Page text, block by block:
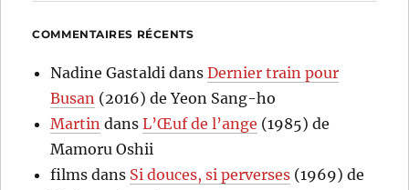
COMMENTAIRES RÉCENTS
Nadine Gastaldi dansDernier train pour
Busan (2016) de Yeon Sang-ho
Martin dansL’Œuf de l’ange (1985) de
Mamoru Oshii
films dans Si douces, si perverses (1969) de